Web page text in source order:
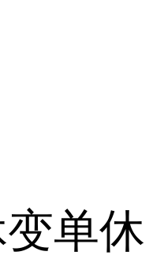
单